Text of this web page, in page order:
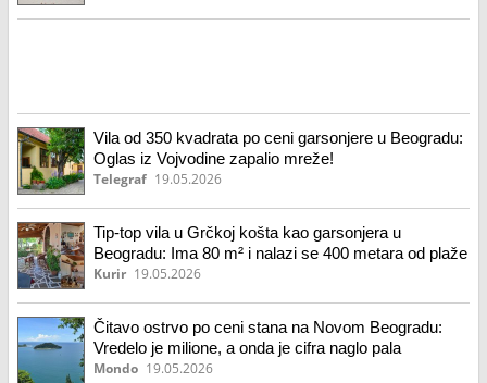
Vila od 350 kvadrata po ceni garsonjere u Beogradu:
Oglas iz Vojvodine zapalio mreže!
Telegraf 19.05.2026
Tip-top vila u Grčkoj košta kao garsonjera u
Beogradu: Ima 80 m² i nalazi se 400 metara od plaže
Kurir 19.05.2026
Čitavo ostrvo po ceni stana na Novom Beogradu:
Vredelo je milione, a onda je cifra naglo pala
Mondo 19.05.2026